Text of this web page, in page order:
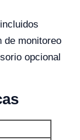
de monitoreo
opcional